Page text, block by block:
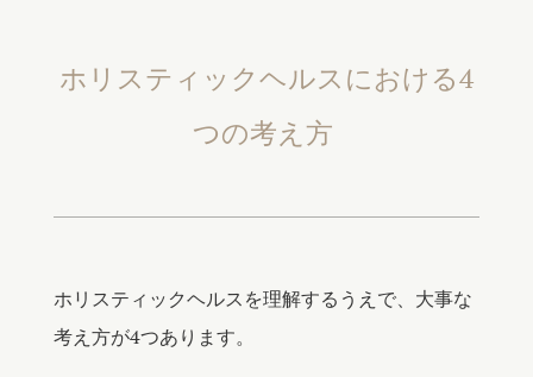
ホリスティックヘルスにおける4
つの考え方
ホリスティックヘルスを理解するうえで、大事な
考え方が4つあります。